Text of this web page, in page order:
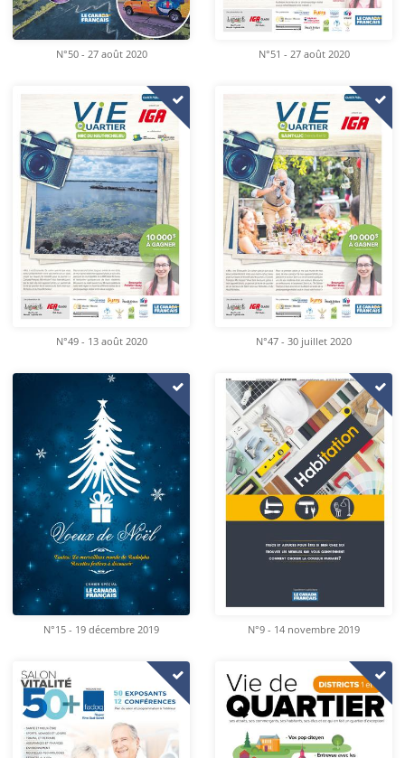
N°50 - 27 août 2020 N°51 - 27 août 2020
N°49 - 13 août 2020 N°47 - 30 juillet 2020
N°15 - 19 décembre 2019 N°9 - 14 novembre 2019